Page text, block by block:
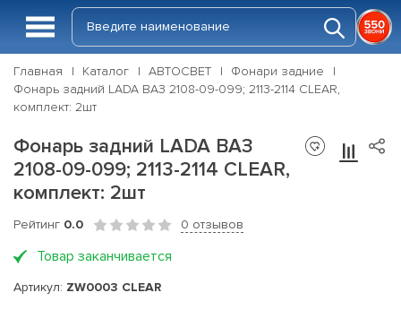
Главная Каталог АВТОСВЕТ
Фонари задние
Фонарь задний LADA ВАЗ 2108-09-099; 2113-2114 CLEAR,
комплект: 2шт
Фонарь задний LADA ВАЗ
2108-09-099; 2113-2114 CLEAR,
комплект: 2шт
Рейтинг 0.0 0 отзывов
Товар заканчивается
Артикул: ZW0003 CLEAR